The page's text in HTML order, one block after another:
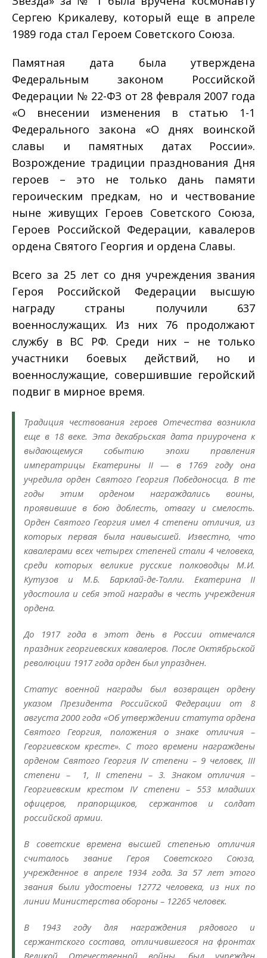
Сергею Крикалеву, который еще в апреле
1989 года стал Героем Советского Союза.
Памятная дата была утверждена
Федеральным законом Российской
Федерации № 22-ФЗ от 28 февраля 2007 года
«О внесении изменения в статью 1-1
Федерального закона «О днях воинской
славы и памятных датах России».
Возрождение традиции празднования Дня
героев – это не только дань памяти
героическим предкам, но и чествование
ныне живущих Героев Советского Союза,
Героев Российской Федерации, кавалеров
ордена Святого Георгия и ордена Славы.
Всего за 25 лет со дня учреждения звания
Героя Российской Федерации высшую
награду страны получили 637
военнослужащих. Из них 76 продолжают
службу в ВС РФ. Среди них – не только
участники боевых действий, но и
военнослужащие, совершившие геройский
подвиг в мирное время.
Традиция чествования героев Отечества возникла
еще в 18 веке. Эта декабрьская дата приурочена к
выдающемуся событию эпохи правления
императрицы Екатерины II — в 1769 году она
учредила орден Святого Георгия Победоносца. В те
годы этим орденом награждались воины,
проявившие в бою доблесть, отвагу и смелость.
Орден Святого Георгия имел 4 степени отличия, из
которых первая была наивысшей. Известно, что
кавалерами всех четырех степеней стали 4 человека,
среди которых великие русские полководцы М.И.
Кутузов и М.Б. Барклай-де-Толли. Екатерина II
удостоила и себя этой награды в честь учреждения
ордена.
До 1917 года в этот день в России отмечался
праздник георгиевских кавалеров. После Октябрьской
революции 1917 года орден был упразднен.
Статус военной награды был возвращен ордену
указом Президента Российской Федерации от 8
августа 2000 года «Об утверждении статута ордена
Святого Георгия, положения о знаке отличия –
Георгиевском кресте». С того времени награждены
орденом Святого Георгия IV степени – 9 человек, III
степени – 1, II степени – 3. Знаком отличия –
Георгиевским крестом IV степени – 553 младших
офицеров, прапорщиков, сержантов и солдат
российской армии.
В советские времена высшей степенью отличия
считалось звание Героя Советского Союза,
учрежденное в апреле 1934 года. За 57 лет этого
звания были удостоены 12772 человека, из них по
линии Министерства обороны – 12265 человек.
В 1943 году для награждения рядового и
сержантского состава, отличившегося на фронтах
Великой Отечественной войны, был учрежден